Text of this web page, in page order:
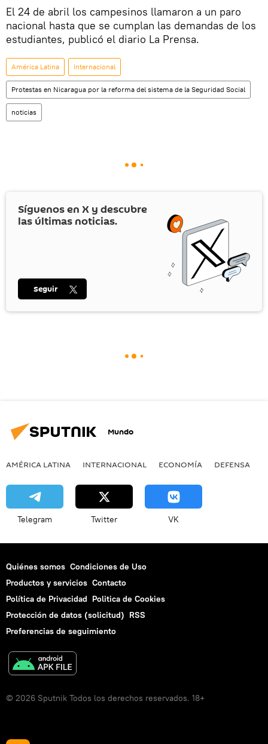
El 24 de abril los campesinos llamaron a un paro
nacional hasta que se cumplan las demandas de los
estudiantes, publicó el diario La Prensa.
América Latina Internacional
Protestas en Nicaragua por la reforma del sistema de la Seguridad Social
noticias
Síguenos en X y descubre
las últimas noticias.
Seguir
Mundo
AMÉRICA LATINA INTERNACIONAL ECONOMÍA DEFENSA
Telegram Twitter VK
Quiénes somos Condiciones de Uso
Productos y servicios Contacto
Política de Privacidad Politica de Cookies
Protección de datos (solicitud) RSS
Preferencias de seguimiento
© 2026 Sputnik Todos los derechos reservados. 18+